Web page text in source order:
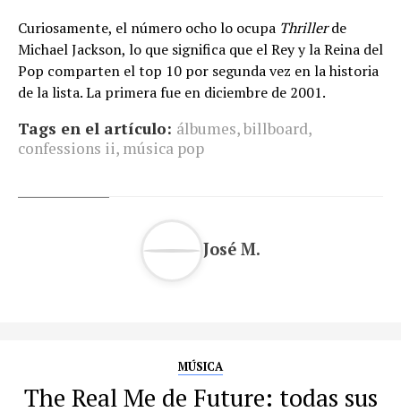
Curiosamente, el número ocho lo ocupa Thrillerde
Michael Jackson, lo que significa que el Rey y la Reina del
Pop comparten el top 10 por segunda vez en la historia
de la lista. La primera fue en diciembre de 2001.
Tags en el artículo: álbumes,billboard,
confessions ii, música pop
José M.
MÚSICA
The Real Me de Future: todas sus